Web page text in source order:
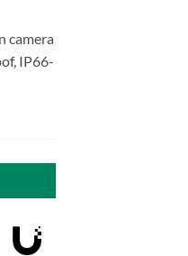
camera
IP66-